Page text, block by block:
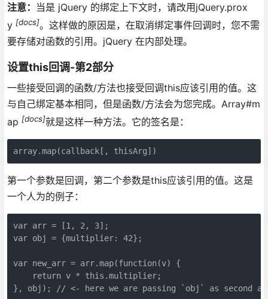
注意： 当是 jQuery 的绑定上下文时，请改用jQuery.prox
y [docs]。这样做的原因是，在取消绑定事件回调时，您不需
要存储对函数的引用。jQuery 在内部处理。
设置this回调-第2部分
一些接受回调的函数/方法也接受回调this应该引用的值。这
与自己绑定基本相同，但是函数/方法会为您完成。Array#m
ap [docs]就是这样一种方法。它的签名是：
第一个参数是回调，第二个参数是this应该引用的值。这是
一个人为的例子：
var arr = [1, 2, 3];
var obj = {multiplier: 42};
var new_arr = arr.map(function(v) {
    return v * this.multiplier;